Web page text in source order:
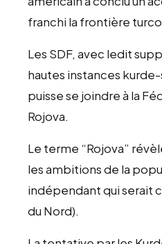
franchi la frontière
Les SDF, avec ledit
hautes instances
puisse se joindre à la
Rojova.
Le terme “Rojova”
les ambitions de la
indépendant qui serait
du Nord).